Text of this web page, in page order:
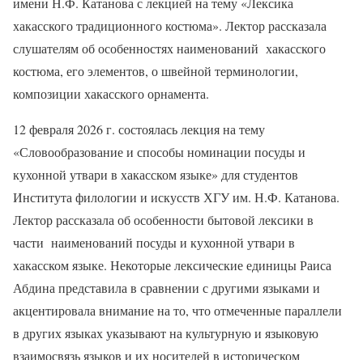
хакасского традиционного костюма». Лектор рассказала
слушателям об особенностях наименований хакасского
костюма, его элементов, о швейной терминологии,
композиции хакасского орнамента.
12 февраля 2026 г. состоялась лекция на тему
«Словообразование и способы номинации посуды и
кухонной утвари в хакасском языке» для студентов
Института филологии и искусств ХГУ им. Н.Ф. Катанова.
Лектор рассказала об особенности бытовой лексики в
части наименований посуды и кухонной утвари в
хакасском языке. Некоторые лексические единицы Раиса
Абдина представила в сравнении с другими языками и
акцентировала внимание на то, что отмеченные параллели
в других языках указывают на культурную и языковую
взаимосвязь языков и их носителей в историческом